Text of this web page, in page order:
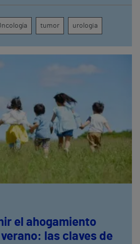
tumor urologia
el ahogamiento
las claves de